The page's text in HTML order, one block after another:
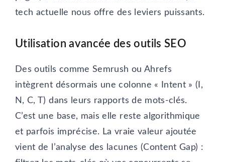
tech actuelle nous offre des leviers puissants.
Utilisation avancée des outils SEO
Des outils comme Semrush ou Ahrefs
intègrent désormais une colonne « Intent » (I,
N, C, T) dans leurs rapports de mots-clés.
C’est une base, mais elle reste algorithmique
et parfois imprécise. La vraie valeur ajoutée
vient de l’analyse des lacunes (Content Gap) :